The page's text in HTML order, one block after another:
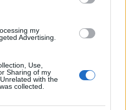
my
Advertising.
Use,
Sharing of my
with the
collected.
el primer mensaje